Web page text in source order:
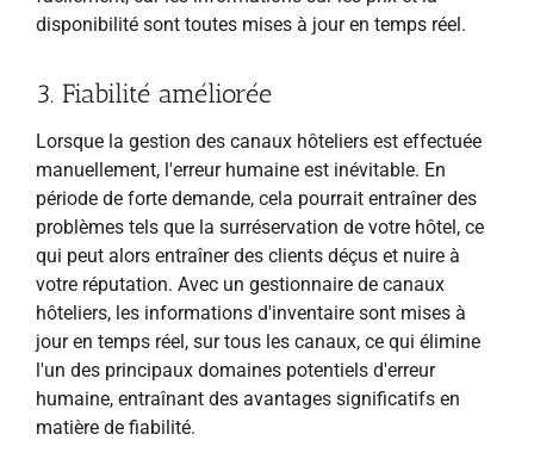
disponibilité sont toutes mises à jour en temps réel.
3. Fiabilité améliorée
Lorsque la gestion des canaux hôteliers est effectuée
manuellement, l'erreur humaine est inévitable. En
période de forte demande, cela pourrait entraîner des
problèmes tels que la surréservation de votre hôtel, ce
qui peut alors entraîner des clients déçus et nuire à
votre réputation. Avec un gestionnaire de canaux
hôteliers, les informations d'inventaire sont mises à
jour en temps réel, sur tous les canaux, ce qui élimine
l'un des principaux domaines potentiels d'erreur
humaine, entraînant des avantages significatifs en
matière de fiabilité.